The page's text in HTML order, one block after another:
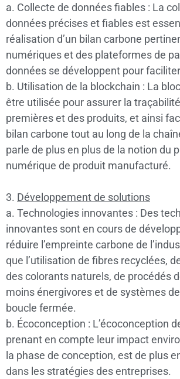
a. Collecte de données fiables : La
données précises et fiables est
réalisation d’un bilan carbone
numériques et des plateformes de
données se développent pour
b. Utilisation de la blockchain : La
être utilisée pour assurer la
premières et des produits, et ainsi
bilan carbone tout au long de la
parle de plus en plus de la notion du
numérique de produit manufacturé.
3. Développement de solutions
a. Technologies innovantes : Des
innovantes sont en cours de
réduire l’empreinte carbone de
que l’utilisation de fibres recyclées,
des colorants naturels, de procédés
moins énergivores et de systèmes
boucle fermée.
b. Écoconception : L’écoconception
prenant en compte leur impact
la phase de conception, est de plus
dans les stratégies des entreprises.